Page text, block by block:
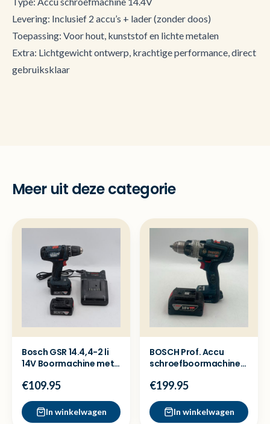
Levering: Inclusief 2 accu’s + lader (zonder doos)
Toepassing: Voor hout, kunststof en lichte metalen
Extra: Lichtgewicht ontwerp, krachtige performance, direct
gebruiksklaar
Meer uit deze categorie
Bosch GSR 14.4,4-2 li
14V Boormachine met
€109.95
In winkelwagen
BOSCH Prof. Accu
schroefboormachine
accu
€199.95
In winkelwagen